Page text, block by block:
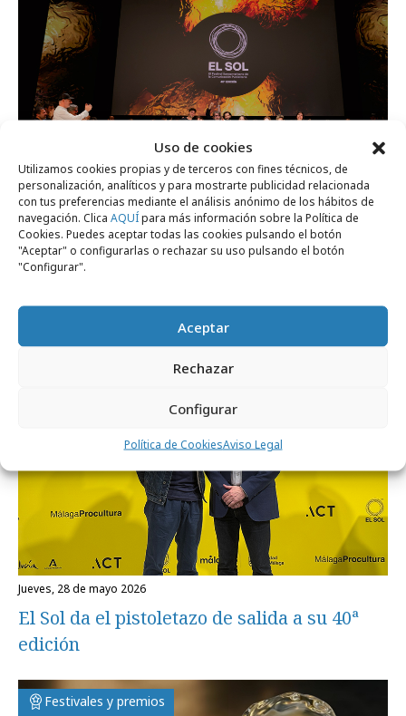
Uso de cookies
Utilizamos cookies propias y de terceros con fines técnicos, de
personalización, analíticos y para mostrarte publicidad relacionada
con tus preferencias mediante el análisis anónimo de los hábitos de
navegación. Clica AQUÍpara más información sobre la Política de
Cookies. Puedes aceptar todas las cookies pulsando el botón
"Aceptar" o configurarlas o rechazar su uso pulsando el botón
"Configurar".
Aceptar
Rechazar
Configurar
Política de CookiesAviso Legal
sábado, 30 de mayo 2026
El Sol 2026 se alimenta de la pasión por la
jueves, 28 de mayo 2026
El Sol da el pistoletazo de salida a su 40ª
edición
Festivales y premios